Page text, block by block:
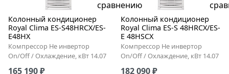
Колонный кондиционер
Royal Clima ES-S48HRCX/ES-
E48HX
Компрессор Не инвертор
On/Off / Охлаждение, кВт 14.07
165 190 ₽
Колонный кондиционер
Royal Clima ES-S 48HRCX/ES-
E 48HSCX
Компрессор Не инвертор
On/Off / Охлаждение, кВт 14.07
182 090 ₽